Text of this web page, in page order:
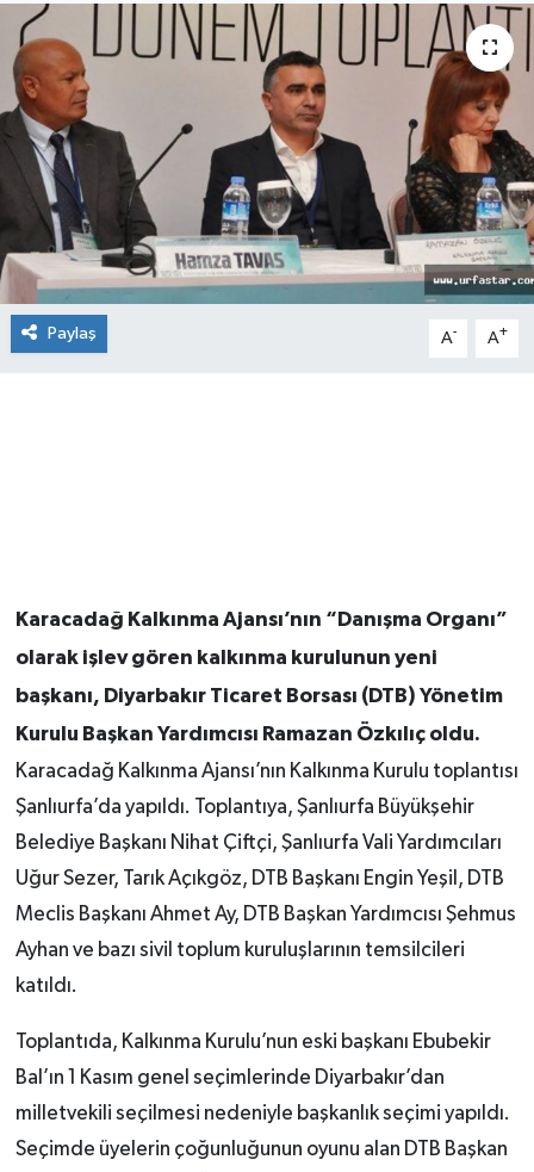
Paylaş A- A+
Karacadağ Kalkınma Ajansı’nın “Danışma Organı”
olarak işlev gören kalkınma kurulunun yeni
başkanı, Diyarbakır Ticaret Borsası (DTB) Yönetim
Kurulu Başkan Yardımcısı Ramazan Özkılıç oldu.
Karacadağ Kalkınma Ajansı’nın Kalkınma Kurulu toplantısı
Şanlıurfa’da yapıldı. Toplantıya, Şanlıurfa Büyükşehir
Belediye Başkanı Nihat Çiftçi, Şanlıurfa Vali Yardımcıları
Uğur Sezer, Tarık Açıkgöz, DTB Başkanı Engin Yeşil, DTB
Meclis Başkanı Ahmet Ay, DTB Başkan Yardımcısı Şehmus
Ayhan ve bazı sivil toplum kuruluşlarının temsilcileri
katıldı.
Toplantıda, Kalkınma Kurulu’nun eski başkanı Ebubekir
Bal’ın 1 Kasım genel seçimlerinde Diyarbakır’dan
milletvekili seçilmesi nedeniyle başkanlık seçimi yapıldı.
Seçimde üyelerin çoğunluğunun oyunu alan DTB Başkan